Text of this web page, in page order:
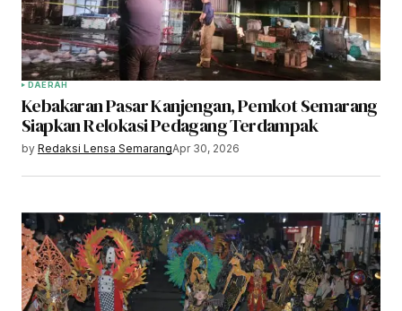
DAERAH
Kebakaran Pasar Kanjengan, Pemkot Semarang
Siapkan Relokasi Pedagang Terdampak
by Redaksi Lensa SemarangApr 30, 2026